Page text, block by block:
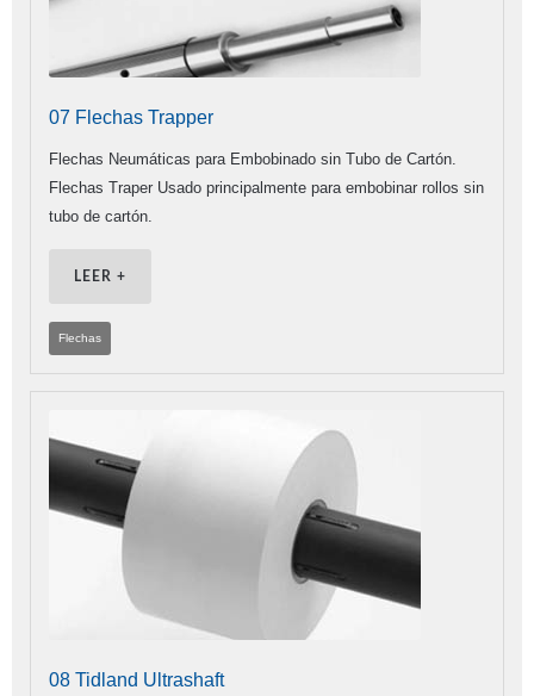
07 Flechas Trapper
Flechas Neumáticas para Embobinado sin Tubo de Cartón.
Flechas Traper Usado principalmente para embobinar rollos sin
tubo de cartón.
LEER +
Flechas
08 Tidland Ultrashaft